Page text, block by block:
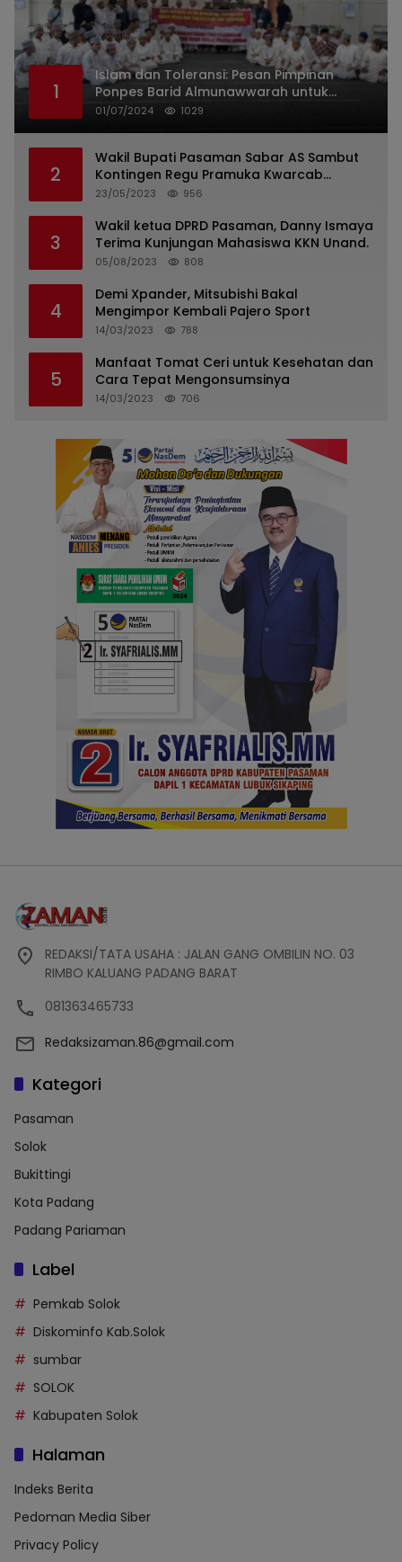
1
Islam dan Toleransi: Pesan Pimpinan
Ponpes Barid Almunawwarah untuk
Indonesia
01/07/2024 1029
2
Wakil Bupati Pasaman Sabar AS Sambut
Kontingen Regu Pramuka Kwarcab
Pasaman
23/05/2023 956
3
Wakil ketua DPRD Pasaman, Danny Ismaya
Terima Kunjungan Mahasiswa KKN Unand.
05/08/2023 808
4
Demi Xpander, Mitsubishi Bakal
Mengimpor Kembali Pajero Sport
14/03/2023 788
5
Manfaat Tomat Ceri untuk Kesehatan dan
Cara Tepat Mengonsumsinya
14/03/2023 706
REDAKSI/TATA USAHA : JALAN GANG OMBILIN NO. 03
RIMBO KALUANG PADANG BARAT
081363465733
Redaksizaman.86@gmail.com
Kategori
Pasaman
Solok
Bukittingi
Kota Padang
Padang Pariaman
Label
Pemkab Solok
Diskominfo Kab.Solok
sumbar
SOLOK
Kabupaten Solok
Halaman
Indeks Berita
Pedoman Media Siber
Privacy Policy